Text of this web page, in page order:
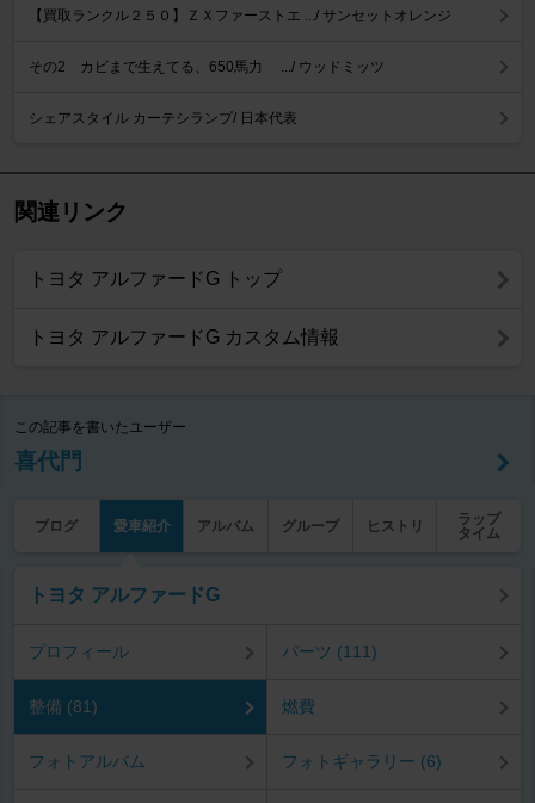
【買取ランクル２５０】ＺＸファーストエ .../ サンセットオレンジ
その2 カビまで生えてる、650馬力 .../ ウッドミッツ
シェアスタイル カーテシランプ/ 日本代表
関連リンク
トヨタ アルファードG トップ
トヨタ アルファードG カスタム情報
この記事を書いたユーザー
喜代門
ブログ 愛車紹介 アルバム グループ ヒストリ
ラップ
タイム
トヨタ アルファードG
プロフィール パーツ (111)
整備 (81) 燃費
フォトアルバム フォトギャラリー (6)